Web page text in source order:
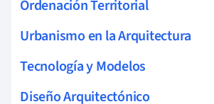
Ordenación Territorial
Urbanismo en la Arquitectura
Tecnología y Modelos
Diseño Arquitectónico